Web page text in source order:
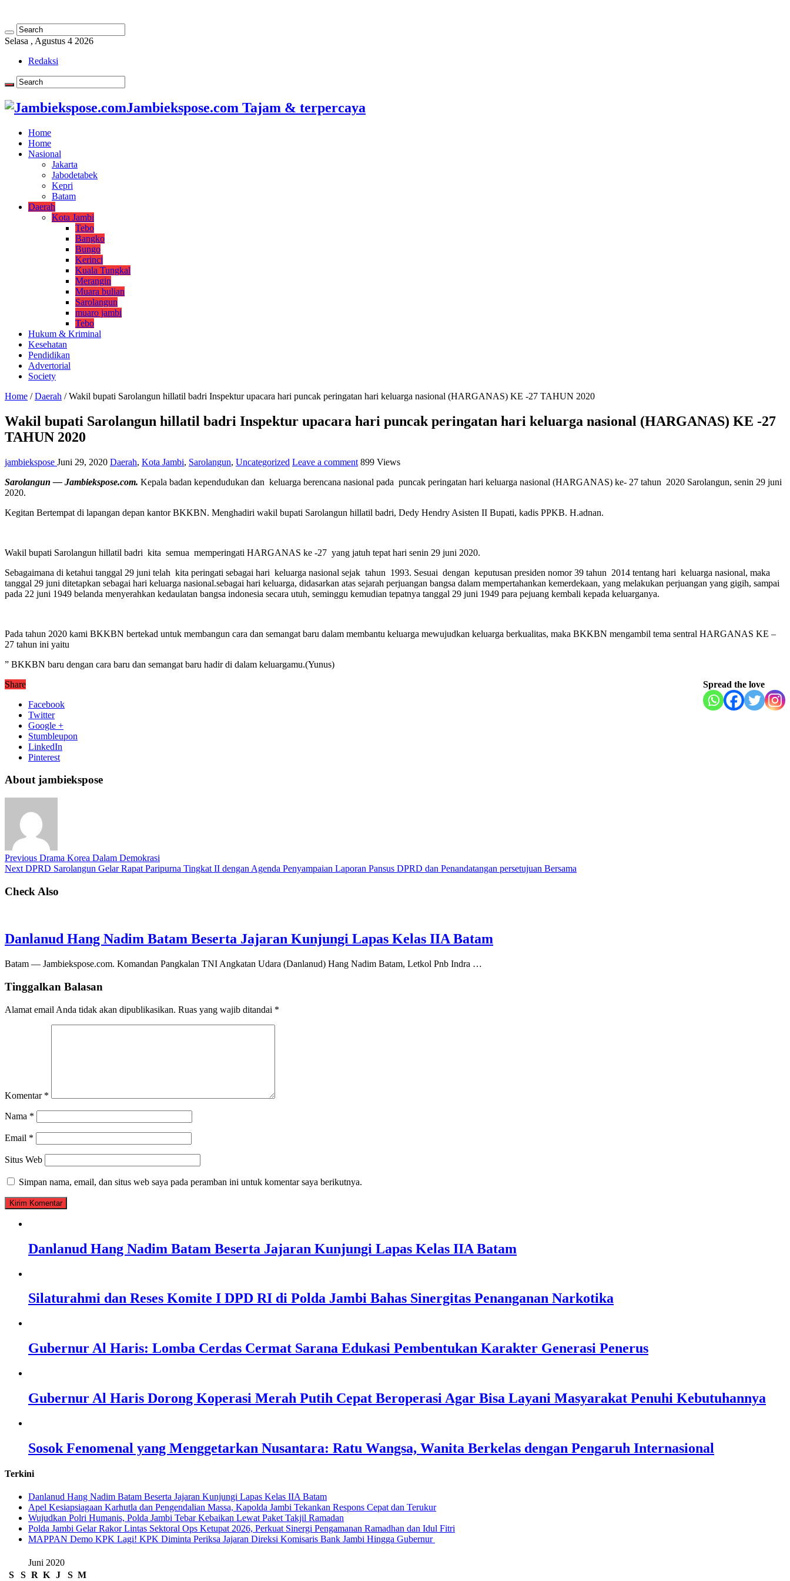
Selasa , Agustus 4 2026
Redaksi
Jambiekspose.com Tajam & terpercaya
Home
Home
Nasional
Jakarta
Jabodetabek
Kepri
Batam
Daerah
Kota Jambi
Tebo
Bangko
Bungo
Kerinci
Kuala Tungkal
Merangin
Muara bulian
Sarolangun
muaro jambi
Tebo
Hukum & Kriminal
Kesehatan
Pendidikan
Advertorial
Society
Home / Daerah / Wakil bupati Sarolangun hillatil badri Inspektur upacara hari puncak peringatan hari keluarga nasional (HARGANAS) KE -27 TAHUN 2020
Wakil bupati Sarolangun hillatil badri Inspektur upacara hari puncak peringatan hari keluarga nasional (HARGANAS) KE -27
TAHUN 2020
jambiekspose Juni 29, 2020 Daerah, Kota Jambi, Sarolangun, Uncategorized Leave a comment 899 Views
Sarolangun — Jambiekspose.com. Kepala badan kependudukan dan keluarga berencana nasional pada puncak peringatan hari keluarga nasional (HARGANAS) ke- 27 tahun 2020 Sarolangun, senin 29 juni
2020.
Kegitan Bertempat di lapangan depan kantor BKKBN. Menghadiri wakil bupati Sarolangun hillatil badri, Dedy Hendry Asisten II Bupati, kadis PPKB. H.adnan.
Wakil bupati Sarolangun hillatil badri kita semua memperingati HARGANAS ke -27 yang jatuh tepat hari senin 29 juni 2020.
Sebagaimana di ketahui tanggal 29 juni telah kita peringati sebagai hari keluarga nasional sejak tahun 1993. Sesuai dengan keputusan presiden nomor 39 tahun 2014 tentang hari keluarga nasional, maka
tanggal 29 juni ditetapkan sebagai hari keluarga nasional.sebagai hari keluarga, didasarkan atas sejarah perjuangan bangsa dalam mempertahankan kemerdekaan, yang melakukan perjuangan yang gigih, sampai
pada 22 juni 1949 belanda menyerahkan kedaulatan bangsa indonesia secara utuh, seminggu kemudian tepatnya tanggal 29 juni 1949 para pejuang kembali kepada keluarganya.
Pada tahun 2020 kami BKKBN bertekad untuk membangun cara dan semangat baru dalam membantu keluarga mewujudkan keluarga berkualitas, maka BKKBN mengambil tema sentral HARGANAS KE –
27 tahun ini yaitu
” BKKBN baru dengan cara baru dan semangat baru hadir di dalam keluargamu.(Yunus)
Spread the love
Share
Facebook
Twitter
Google +
Stumbleupon
LinkedIn
Pinterest
About jambiekspose
Previous Drama Korea Dalam Demokrasi
Next DPRD Sarolangun Gelar Rapat Paripurna Tingkat II dengan Agenda Penyampaian Laporan Pansus DPRD dan Penandatangan persetujuan Bersama
Check Also
Danlanud Hang Nadim Batam Beserta Jajaran Kunjungi Lapas Kelas IIA Batam
Batam — Jambiekspose.com. Komandan Pangkalan TNI Angkatan Udara (Danlanud) Hang Nadim Batam, Letkol Pnb Indra …
Tinggalkan Balasan
Alamat email Anda tidak akan dipublikasikan. Ruas yang wajib ditandai *
Komentar *
Nama *
Email *
Situs Web
Simpan nama, email, dan situs web saya pada peramban ini untuk komentar saya berikutnya.
Danlanud Hang Nadim Batam Beserta Jajaran Kunjungi Lapas Kelas IIA Batam
Silaturahmi dan Reses Komite I DPD RI di Polda Jambi Bahas Sinergitas Penanganan Narkotika
Gubernur Al Haris: Lomba Cerdas Cermat Sarana Edukasi Pembentukan Karakter Generasi Penerus
Gubernur Al Haris Dorong Koperasi Merah Putih Cepat Beroperasi Agar Bisa Layani Masyarakat Penuhi Kebutuhannya
Sosok Fenomenal yang Menggetarkan Nusantara: Ratu Wangsa, Wanita Berkelas dengan Pengaruh Internasional
Terkini
Danlanud Hang Nadim Batam Beserta Jajaran Kunjungi Lapas Kelas IIA Batam
Apel Kesiapsiagaan Karhutla dan Pengendalian Massa, Kapolda Jambi Tekankan Respons Cepat dan Terukur
Wujudkan Polri Humanis, Polda Jambi Tebar Kebaikan Lewat Paket Takjil Ramadan
Polda Jambi Gelar Rakor Lintas Sektoral Ops Ketupat 2026, Perkuat Sinergi Pengamanan Ramadhan dan Idul Fitri
‎MAPPAN Demo KPK Lagi! KPK Diminta Periksa Jajaran Direksi Komisaris Bank Jambi Hingga Gubernur ‎
Juni 2020
S
S R K J S M